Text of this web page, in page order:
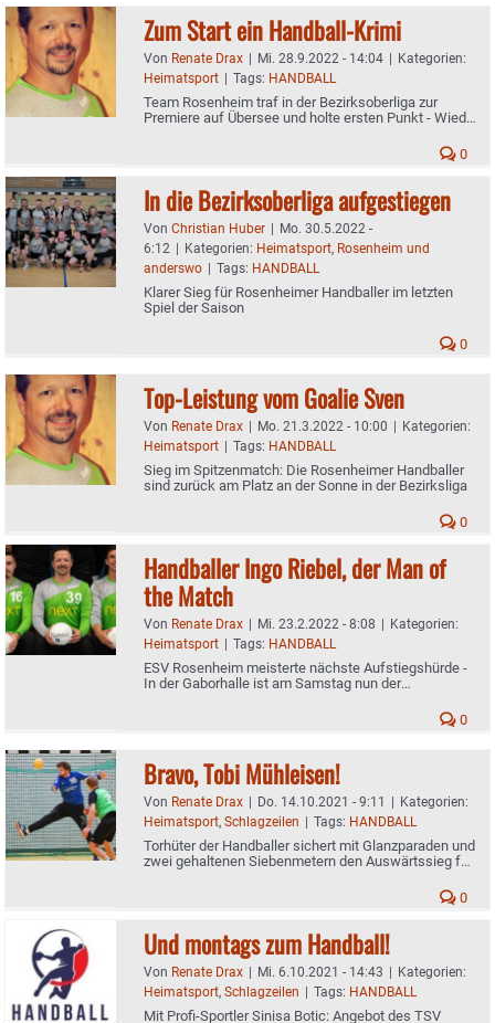
Zum Start ein Handball-Krimi
Von Renate Drax | Mi. 28.9.2022 - 14:04 | Kategorien:
Heimatsport | Tags: HANDBALL
Team Rosenheim traf in der Bezirksoberliga zur
Premiere auf Übersee und holte ersten Punkt - Wieder
0
In die Bezirksoberliga aufgestiegen
Von Christian Huber | Mo. 30.5.2022 -
6:12 | Kategorien: Heimatsport, Rosenheim und
anderswo | Tags: HANDBALL
Klarer Sieg für Rosenheimer Handballer im letzten
Spiel der Saison
0
Top-Leistung vom Goalie Sven
Von Renate Drax | Mo. 21.3.2022 - 10:00 | Kategorien:
Heimatsport | Tags: HANDBALL
Sieg im Spitzenmatch: Die Rosenheimer Handballer
sind zurück am Platz an der Sonne in der Bezirksliga
0
Handballer Ingo Riebel, der Man of
the Match
Von Renate Drax | Mi. 23.2.2022 - 8:08 | Kategorien:
Heimatsport | Tags: HANDBALL
ESV Rosenheim meisterte nächste Aufstiegshürde -
In der Gaborhalle ist am Samstag nun der
0
Bravo, Tobi Mühleisen!
Von Renate Drax | Do. 14.10.2021 - 9:11 | Kategorien:
Heimatsport, Schlagzeilen | Tags: HANDBALL
Torhüter der Handballer sichert mit Glanzparaden und
zwei gehaltenen Siebenmetern den Auswärtssieg für
0
Und montags zum Handball!
Von Renate Drax | Mi. 6.10.2021 - 14:43 | Kategorien:
Heimatsport, Schlagzeilen | Tags: HANDBALL
Mit Profi-Sportler Sinisa Botic: Angebot des TSV